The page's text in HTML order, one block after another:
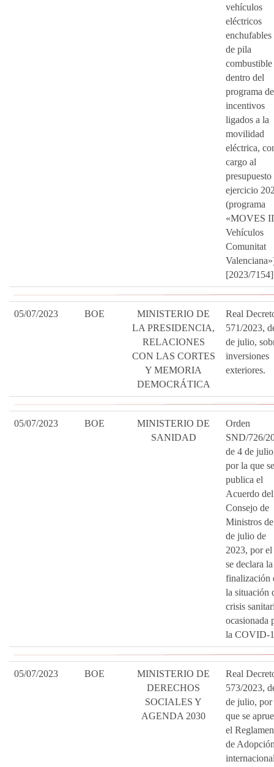
vehículos
eléctricos
enchufables
de pila
combustible
dentro del
programa de
incentivos
ligados a la
movilidad
eléctrica,
cargo al
presupuesto
ejercicio
(programa
«MOVES
Vehículos
Comunitat
[2023/7154]
05/07/2023 BOE
MINISTERIO DE
LA PRESIDENCIA,
RELACIONES
CON LAS CORTES
Y MEMORIA
DEMOCRÁTICA
Real
571/2023,
de julio,
inversiones
exteriores.
05/07/2023 BOE
MINISTERIO DE
SANIDAD
Orden
SND/726/
de 4 de
por la que se
publica el
Acuerdo del
Consejo de
Ministros
de julio de
2023, por el
se declara la
finalización
la situación
crisis
ocasionada
la COVID-
05/07/2023 BOE
MINISTERIO DE
DERECHOS
SOCIALES Y
AGENDA 2030
Real
573/2023,
de julio, por
que se
el
de